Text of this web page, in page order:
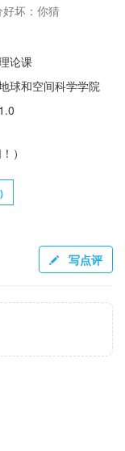
好坏：你猜
论课
球和空间科学学院
1.0
）
)
写点评